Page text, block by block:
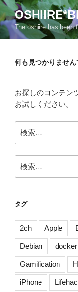
コ
ン
テ
ン
The oshiire has been
何も見つかりません
お探しのコンテン
お試しください。
索:
索:
タグ
2ch Apple
Debian docker
Gamification
iPhone